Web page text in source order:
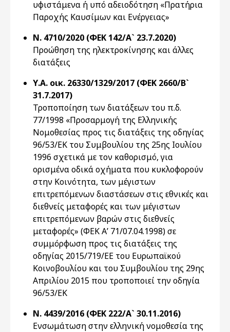
υφιστάμενα ή υπό αδειοδότηση «Πρατήρια
Παροχής Καυσίμων και Ενέργειας»
Ν. 4710/2020 (ΦΕΚ 142/Α` 23.7.2020)
Προώθηση της ηλεκτροκίνησης και άλλες
διατάξεις
Υ.Α. οικ. 26330/1329/2017 (ΦΕΚ 2660/Β`
31.7.2017)
Τροποποίηση των διατάξεων του π.δ.
77/1998 «Προσαρμογή της Ελληνικής
Νομοθεσίας προς τις διατάξεις της οδηγίας
96/53/ΕΚ του Συμβουλίου της 25ης Ιουλίου
1996 σχετικά με τον καθορισμό, για
ορισμένα οδικά οχήματα που κυκλοφορούν
στην Κοινότητα, των μέγιστων
επιτρεπόμενων διαστάσεων στις εθνικές και
διεθνείς μεταφορές και των μέγιστων
επιτρεπόμενων βαρών στις διεθνείς
μεταφορές» (ΦΕΚ Α’ 71/07.04.1998) σε
συμμόρφωση προς τις διατάξεις της
οδηγίας 2015/719/ΕΕ του Ευρωπαϊκού
Κοινοβουλίου και του Συμβουλίου της 29ης
Απριλίου 2015 που τροποποιεί την οδηγία
96/53/ΕΚ
Ν. 4439/2016 (ΦΕΚ 222/Α` 30.11.2016)
Ενσωμάτωση στην ελληνική νομοθεσία της